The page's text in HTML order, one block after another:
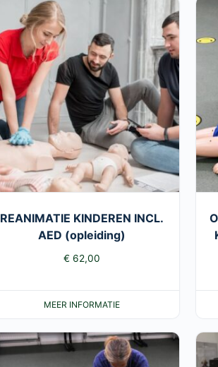
REANIMATIE KINDEREN INCL.
AED (opleiding)
€ 62,00
MEER INFORMATIE